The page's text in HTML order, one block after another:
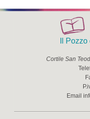
Il
Cortile San
Email